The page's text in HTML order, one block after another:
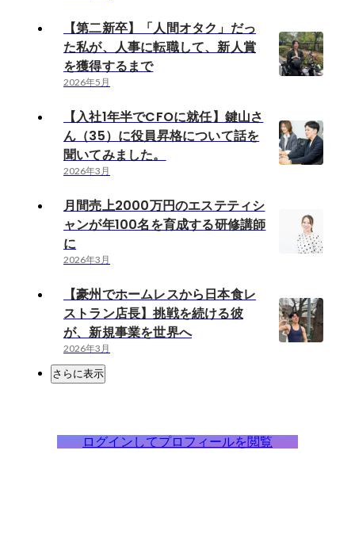
【第二新卒】「人間オタク」だっ
た私が、人事に転職して、新人賞
を獲得するまで
2026年5月
【入社1年半でCFOに就任】鍵山さ
ん（35）に役員昇格について話を
聞いてみました。
2026年3月
月間売上2000万円のエステティシ
ャンが年100名を育成する研修講師
に
2026年3月
【豪州でホームレスから日本食レ
ストラン店長】挑戦を続ける彼
が、新規事業を世界へ
2026年3月
さらに表示
ログインしてプロフィールを閲覧